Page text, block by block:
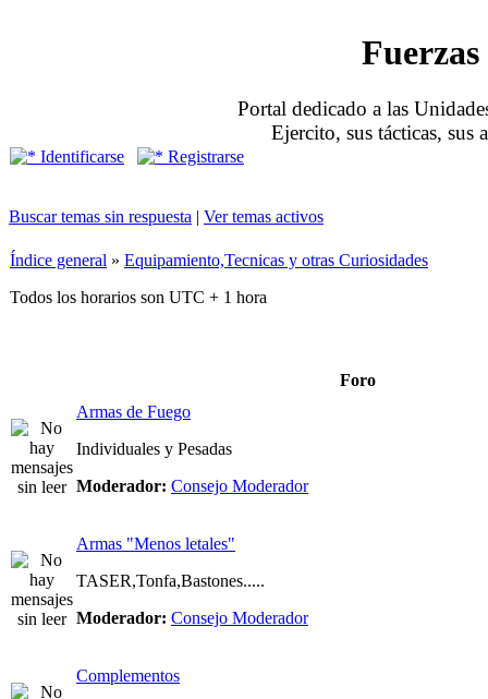
Portal dedicado a las
Ejercito, sus tácticas, sus
Identificarse Registrarse
Buscar temas sin respuesta | Ver temas activos
Índice general » Equipamiento,Tecnicas y otras Curiosidades
Todos los horarios son UTC + 1 hora
Foro
Armas de Fuego
Individuales y Pesadas
Moderador: Consejo Moderador
Armas "Menos letales"
TASER,Tonfa,Bastones.....
Moderador: Consejo Moderador
Complementos